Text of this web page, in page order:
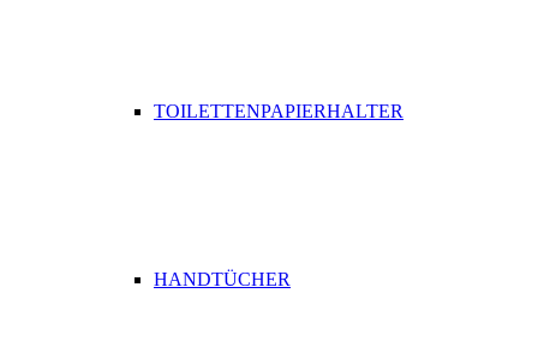
TOILETTENPAPIERHALTER
HANDTÜCHER